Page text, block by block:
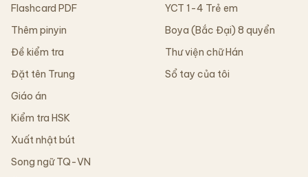
Flashcard PDF
Thêm pinyin
Đề kiểm tra
Đặt tên Trung
Giáo án
Kiểm tra HSK
Xuất nhật bút
Song ngữ TQ-VN
YCT 1-4 Trẻ em
Boya (Bắc Đại) 8 quyển
Thư viện chữ Hán
Sổ tay của tôi